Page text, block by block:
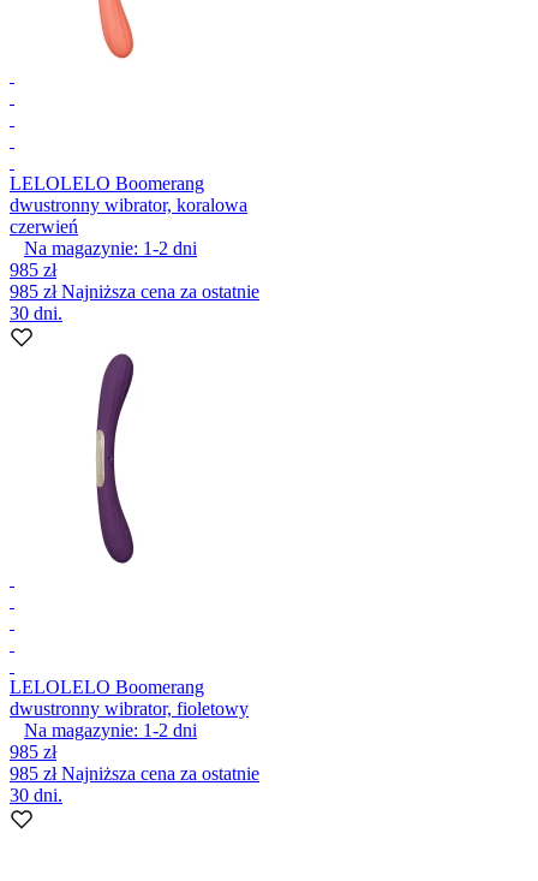
LELOLELO Boomerang
dwustronny wibrator, koralowa
czerwień
Na magazynie: 1-2 dni
985 zł
985 złNajniższa cena za ostatnie
30 dni.
LELOLELO Boomerang
dwustronny wibrator, fioletowy
Na magazynie: 1-2 dni
985 zł
985 złNajniższa cena za ostatnie
30 dni.